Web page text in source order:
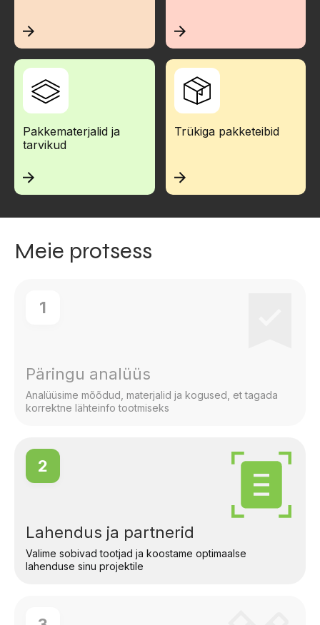
Pakkematerjalid ja
tarvikud
Trükiga pakketeibid
Meie protsess
1
Päringu analüüs
Analüüsime mõõdud, materjalid ja kogused, et tagada
korrektne lähteinfo tootmiseks
2
Lahendus ja partnerid
Valime sobivad tootjad ja koostame optimaalse
lahenduse sinu projektile